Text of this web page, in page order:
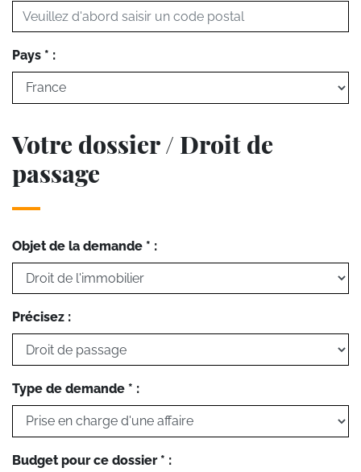
Pays * :
Votre dossier / Droit de
passage
Objet de la demande * :
Précisez :
Type de demande * :
Budget pour ce dossier * :